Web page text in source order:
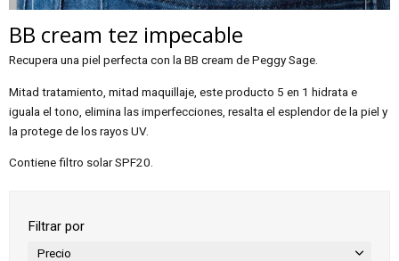
BB cream tez impecable
Recupera una piel perfecta con la BB cream de Peggy Sage.
Mitad tratamiento, mitad maquillaje, este producto 5 en 1 hidrata e
iguala el tono, elimina las imperfecciones, resalta el esplendor de la piel y
la protege de los rayos UV.
Contiene filtro solar SPF20.
Filtrar por
Precio